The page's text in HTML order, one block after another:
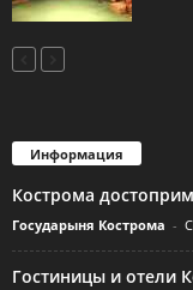
Информация
Кострома
Государыня Кострома -
Гостиницы и отели